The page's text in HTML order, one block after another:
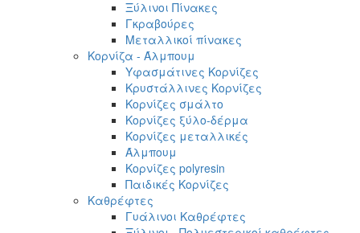
Ξύλινοι Πίνακες
Γκραβούρες
Μεταλλικοί πίνακες
Κορνίζα - Άλμπουμ
Υφασμάτινες Κορνίζες
Κρυστάλλινες Κορνίζες
Κορνίζες σμάλτο
Κορνίζες ξύλο-δέρμα
Κορνίζες μεταλλικές
Άλμπουμ
Κορνίζες polyresin
Παιδικές Κορνίζες
Καθρέφτες
Γυάλινοι Καθρέφτες